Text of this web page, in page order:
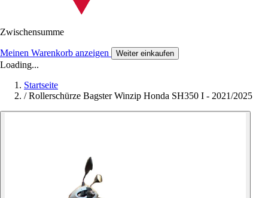
Zwischensumme
Meinen Warenkorb anzeigen Weiter einkaufen
Loading...
Startseite
/ Rollerschürze Bagster Winzip Honda SH350 I - 2021/2025